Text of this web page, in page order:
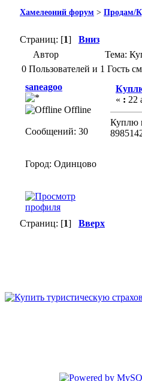
Хамелеоний форум > Продам/
Страниц: [1] Вниз
Автор
Тема:
0 Пользователей и 1 Гость
saneagoo
Offline
Сообщений: 30
Город: Одинцово
« : 22
Куплю
Страниц: [1] Вверх